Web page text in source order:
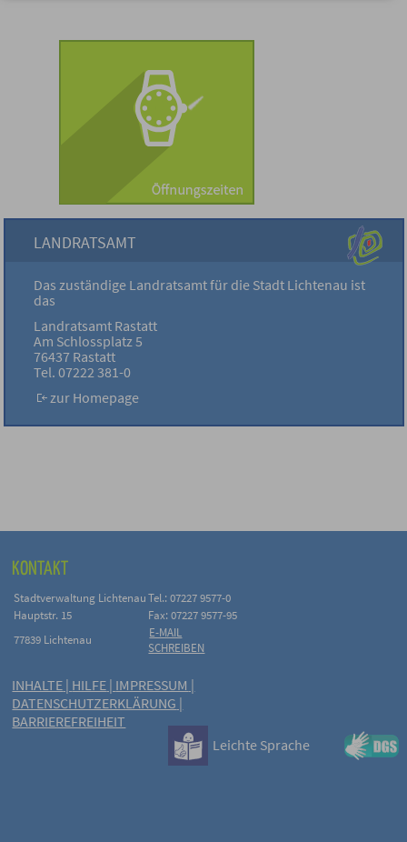
LANDRATSAMT
Das zuständige Landratsamt für die Stadt Lichtenau ist
das
Landratsamt Rastatt
Am Schlossplatz 5
76437 Rastatt
Tel. 07222 381-0
zur Homepage
KONTAKT
Stadtverwaltung Lichtenau Tel.: 07227 9577-0
Hauptstr. 15
Fax: 07227 9577-95
77839 Lichtenau
E-MAIL
SCHREIBEN
INHALTE | HILFE | IMPRESSUM |
DATENSCHUTZERKLÄRUNG |
BARRIEREFREIHEIT
Leichte Sprache